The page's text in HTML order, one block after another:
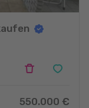
550.000 €